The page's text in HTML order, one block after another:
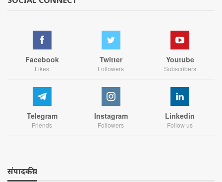
Facebook
Likes
Twitter
Followers
Youtube
Subscribers
Telegram
Friends
Instagram
Followers
Linkedin
Follow us
संपादकीय